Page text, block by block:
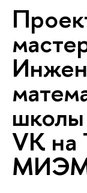
VK на
МИЭМ